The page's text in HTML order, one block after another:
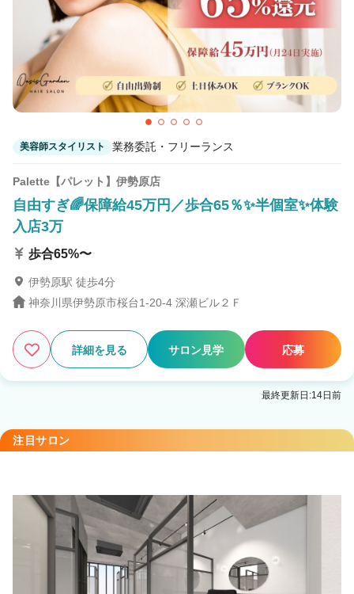
美容師スタイリスト 業務委託・フリーランス
Palette【パレット】伊勢原店
自由すぎ🌈保障給45万円／歩合65％✨半個室✨体験
入店3万
歩合65%〜
伊勢原駅 徒歩4分
神奈川県伊勢原市桜台1-20-4 深瀬ビル２Ｆ
詳細を見る サロン見学 応募
最終更新日:14日前
注目サロン